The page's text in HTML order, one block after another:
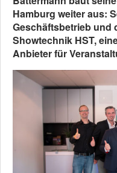
Hamburg weiter aus:
Geschäftsbetrieb und
Showtechnik HST,
Anbieter für